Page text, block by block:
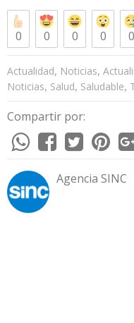
0 0 0 0 0
Actualidad, Noticias,
Noticias, Salud, Saludable,
Compartir por:
Agencia SINC